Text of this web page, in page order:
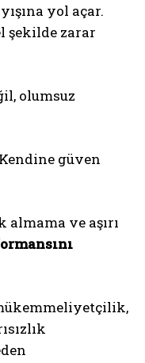
yol açar.
şekilde zarar
olumsuz
Kendine güven
almama ve aşırı